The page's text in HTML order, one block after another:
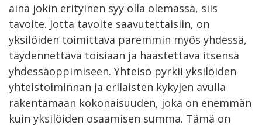
aina jokin erityinen syy olla olemassa, siis
tavoite. Jotta tavoite saavutettaisiin, on
yksilöiden toimittava paremmin myös yhdessä,
täydennettävä toisiaan ja haastettava itsensä
yhdessäoppimiseen. Yhteisö pyrkii yksilöiden
yhteistoiminnan ja erilaisten kykyjen avulla
rakentamaan kokonaisuuden, joka on enemmän
kuin yksilöiden osaamisen summa. Tämä on